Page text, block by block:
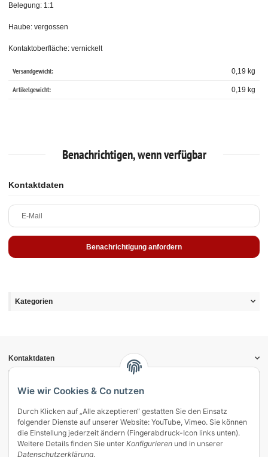
Wie wir Cookies & Co nutzen
Durch Klicken auf „Alle akzeptieren“ gestatten Sie den Einsatz
folgender Dienste auf unserer Website: YouTube, Vimeo. Sie können
die Einstellung jederzeit ändern (Fingerabdruck-Icon links unten).
Weitere Details finden Sie unter Konfigurieren und in unserer
Datenschutzerklärung.
Belegung: 1:1
Haube: vergossen
Kontaktoberfläche: vernickelt
Versandgewicht: 0,19 kg
Artikelgewicht: 0,19 kg
Benachrichtigen, wenn verfügbar
Kontaktdaten
E-Mail
Benachrichtigung anfordern
Kategorien
Kontaktdaten
Informationen
Gesetzliche Informationen
Vertrag widerrufen
Zahlung & Versand
Mein Kundenkonto